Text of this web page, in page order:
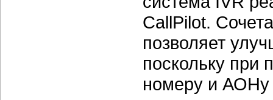
CallPilot.
позволяет
поскольку при
номеру и АОНу